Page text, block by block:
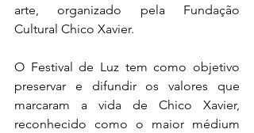
arte, organizado pela Fundação
Cultural Chico Xavier.
O Festival de Luz tem como objetivo
preservar e difundir os valores que
marcaram a vida de Chico Xavier,
reconhecido como o maior médium